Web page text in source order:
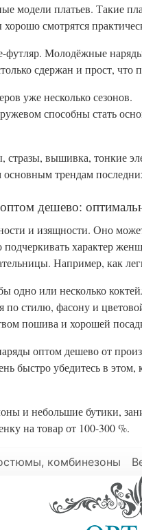
модели платьев. Такие
смотрятся
Молодёжные
сдержан и прост,
уже несколько
способны стать
вышивка, тонкие
трендам
дешево:
и изящности. Оно
характер
Например, как
одно или несколько
по стилю, фасону и
пошива и хорошей
оптом дешево от
быстро убедитесь в
и небольшие бутики,
на товар от 100-300 %.
комбинезоны